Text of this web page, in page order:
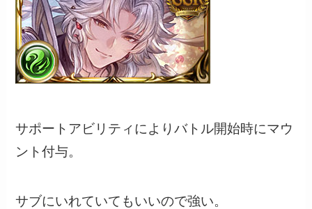
サポートアビリティによりバトル開始時にマウ
ント付与。
サブにいれていてもいいので強い。